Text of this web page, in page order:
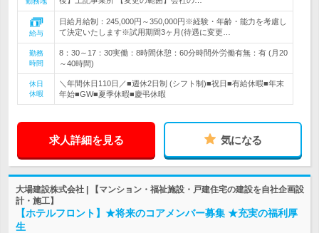
給与
日給月給制：245,000円～350,000円※経験・年齢・能力を考慮し
て決定いたします※試用期間3ヶ月(待遇に変更…
勤務
時間
8：30～17：30実働：8時間休憩：60分時間外労働有無：有 (月20
～40時間)
休日
休暇
＼年間休日110日／■週休2日制 (シフト制)■祝日■有給休暇■年末
年始■GW■夏季休暇■慶弔休暇
求人詳細を見る 気になる
大場建設株式会社 | 【マンション・福祉施設・戸建住宅の建設を自社企画設
計・施工】
【ホテルフロント】★将来のコアメンバー募集 ★充実の福利厚
生